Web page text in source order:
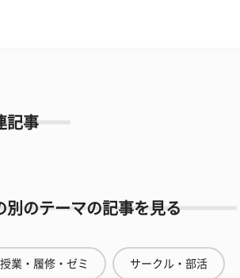
記事
別のテーマの記事を見る
授業・履修・ゼミ サークル・部活